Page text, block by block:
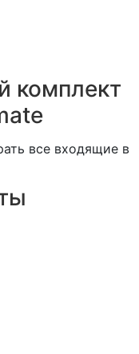
комплект
все входящие в